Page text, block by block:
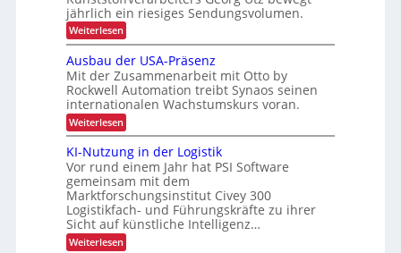
m
i
n
n
e
r
b
e
t
r
i
e
b
l
f
r
i
s
t
i
g
e
i
n
s
ä
t
z
s
s
r
ü
c
k
m
e
l
d
u
n
g
n
z
l
i
e
f
e
r
u
n
g
d
a
n
k
A
i
m
t
jährlich ein riesiges Sendungsvolumen.
Weiterlesen:
A
u
t
o
m
a
t
i
i
e
r
t
e
s
P
a
Ausbau der USA-Präsenz
Mit der Zusammenarbeit mit Otto by
Rockwell Automation treibt Synaos seinen
internationalen Wachstumskurs voran.
Weiterlesen:
A
s
b
a
u
d
e
r
U
KI-Nutzung in der Logistik
Vor rund einem Jahr hat PSI Software
gemeinsam mit dem
Marktforschungsinstitut Civey 300
Logistikfach- und Führungskräfte zu ihrer
Sicht auf künstliche Intelligenz…
Weiterlesen: